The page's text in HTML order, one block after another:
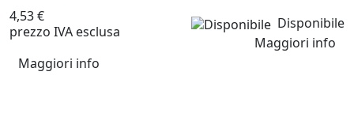
4,53 €
prezzo IVA esclusa
Disponibile
Maggiori info
Maggiori info